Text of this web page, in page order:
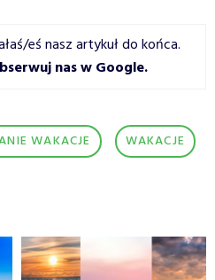
eś nasz artykuł do końca.
nas w Google.
WAKACJE WAKACJE